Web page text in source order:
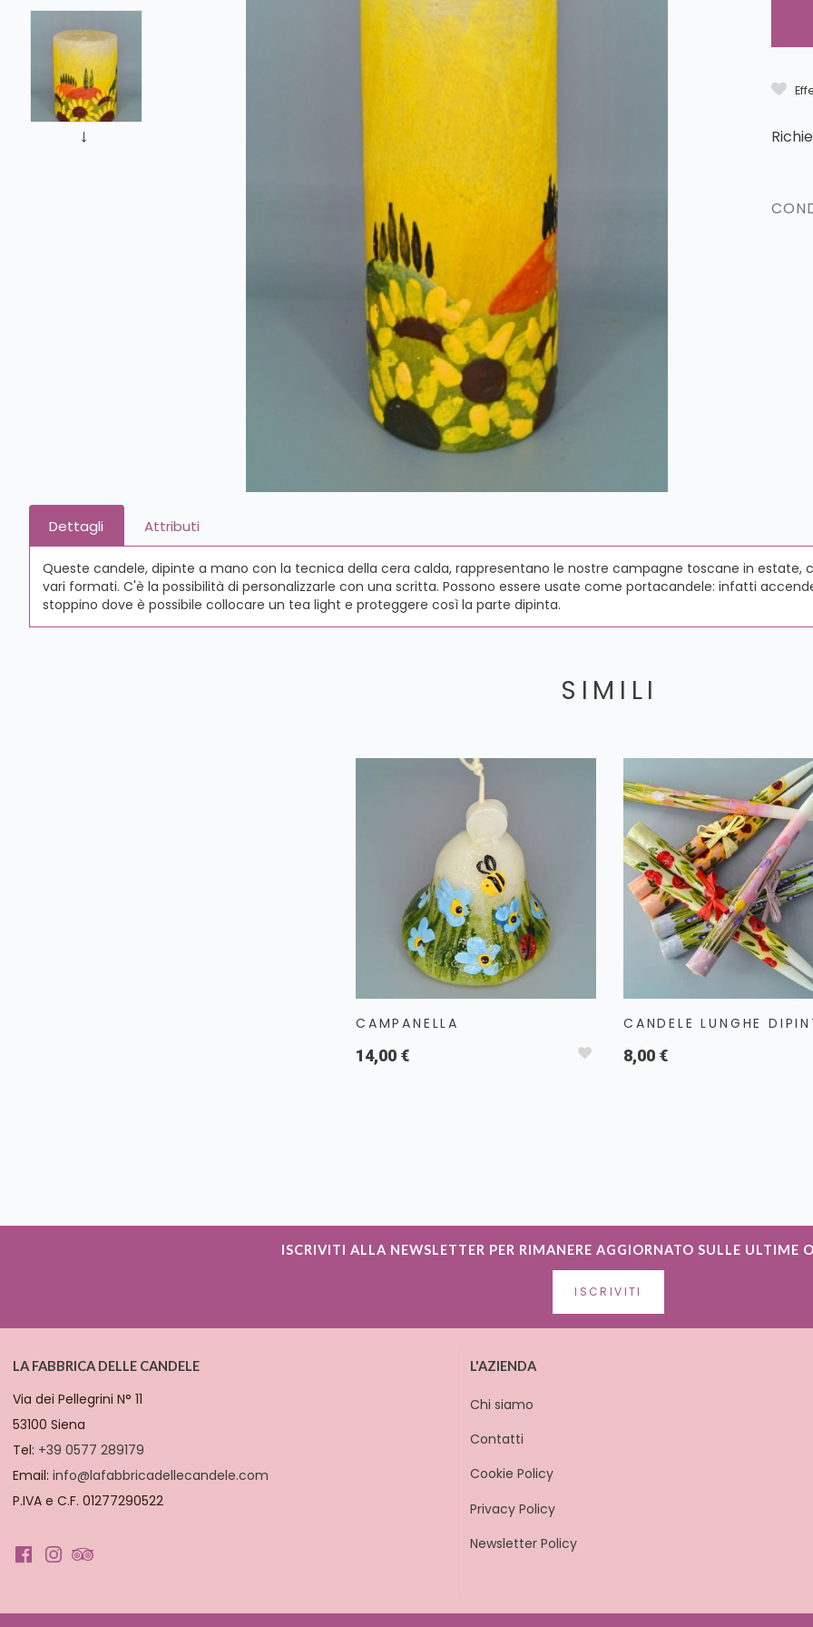
Dettagli Attributi
Queste candele, dipinte a mano con la tecnica della cera calda, rappresentano le nostre campagne toscane in estate,
vari formati. C'è la possibilità di personalizzarle con una scritta. Possono essere usate come portacandele: infatti
stoppino dove è possibile collocare un tea light e proteggere così la parte dipinta.
SIMILI
CAMPANELLA
14,00 €
CANDELE LUNGHE
8,00 €
ISCRIVITI ALLA NEWSLETTER PER RIMANERE AGGIORNATO SULLE ULTIME
ISCRIVITI
LA FABBRICA DELLE CANDELE
Via dei Pellegrini N° 11
53100 Siena
Tel: +39 0577 289179
Email: info@lafabbricadellecandele.com
P.IVA e C.F. 01277290522
L'AZIENDA
Chi siamo
Contatti
Cookie Policy
Privacy Policy
Newsletter Policy